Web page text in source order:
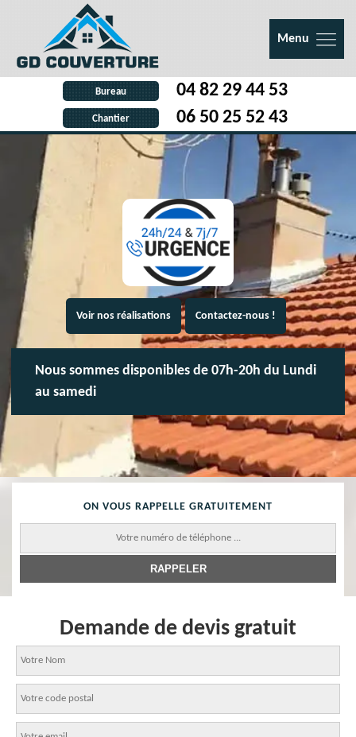
Menu
Bureau 04 82 29 44 53
Chantier 06 50 25 52 43
Voir nos réalisations Contactez-nous !
Nous sommes disponibles de 07h-20h du Lundi
au samedi
ON VOUS RAPPELLE GRATUITEMENT
Demande de devis gratuit